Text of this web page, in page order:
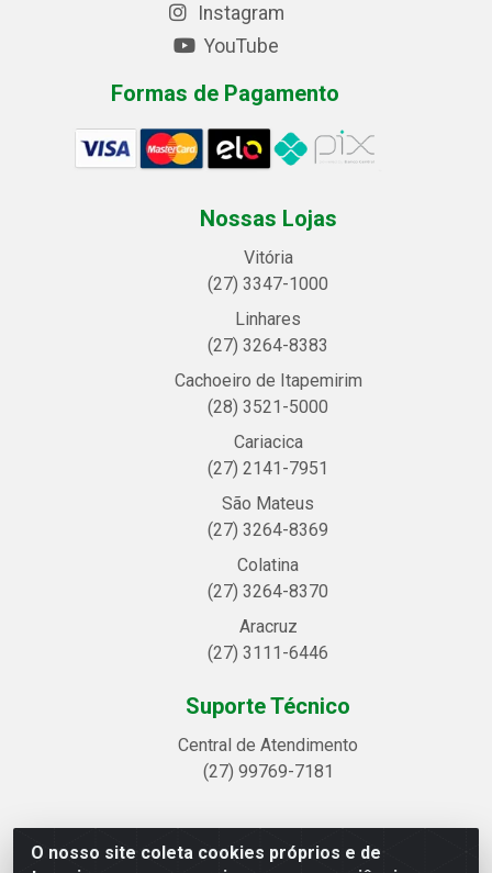
O nosso site coleta cookies próprios e de
Instagram
YouTube
Formas de Pagamento
Nossas Lojas
Vitória
(27) 3347-1000
Linhares
(27) 3264-8383
Cachoeiro de Itapemirim
(28) 3521-5000
Cariacica
(27) 2141-7951
São Mateus
(27) 3264-8369
Colatina
(27) 3264-8370
Aracruz
(27) 3111-6446
Suporte Técnico
Central de Atendimento
(27) 99769-7181
Linhavix Distribuidora LTDA - Avenida Alegre, 2521 -